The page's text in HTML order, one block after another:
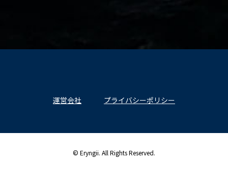
運営会社 プライバシーポリシー
© Eryngii. All Rights Reserved.